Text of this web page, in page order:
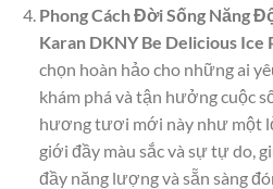
Phong Cách Đời Sống Năng
Karan DKNY Be Delicious Ice
chọn hoàn hảo cho những ai
khám phá và tận hưởng cuộc
hương tươi mới này như một
giới đầy màu sắc và sự tự do,
đầy năng lượng và sẵn sàng